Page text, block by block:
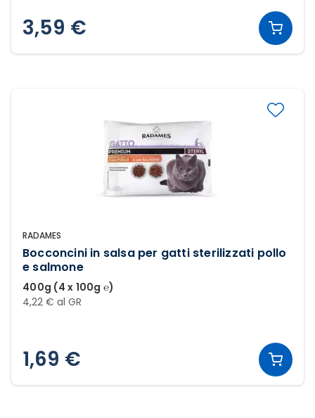
3,59 €
RADAMES
Bocconcini in salsa per gatti sterilizzati pollo
e salmone
400g (4 x 100g ℮)
4,22 € al GR
1,69 €